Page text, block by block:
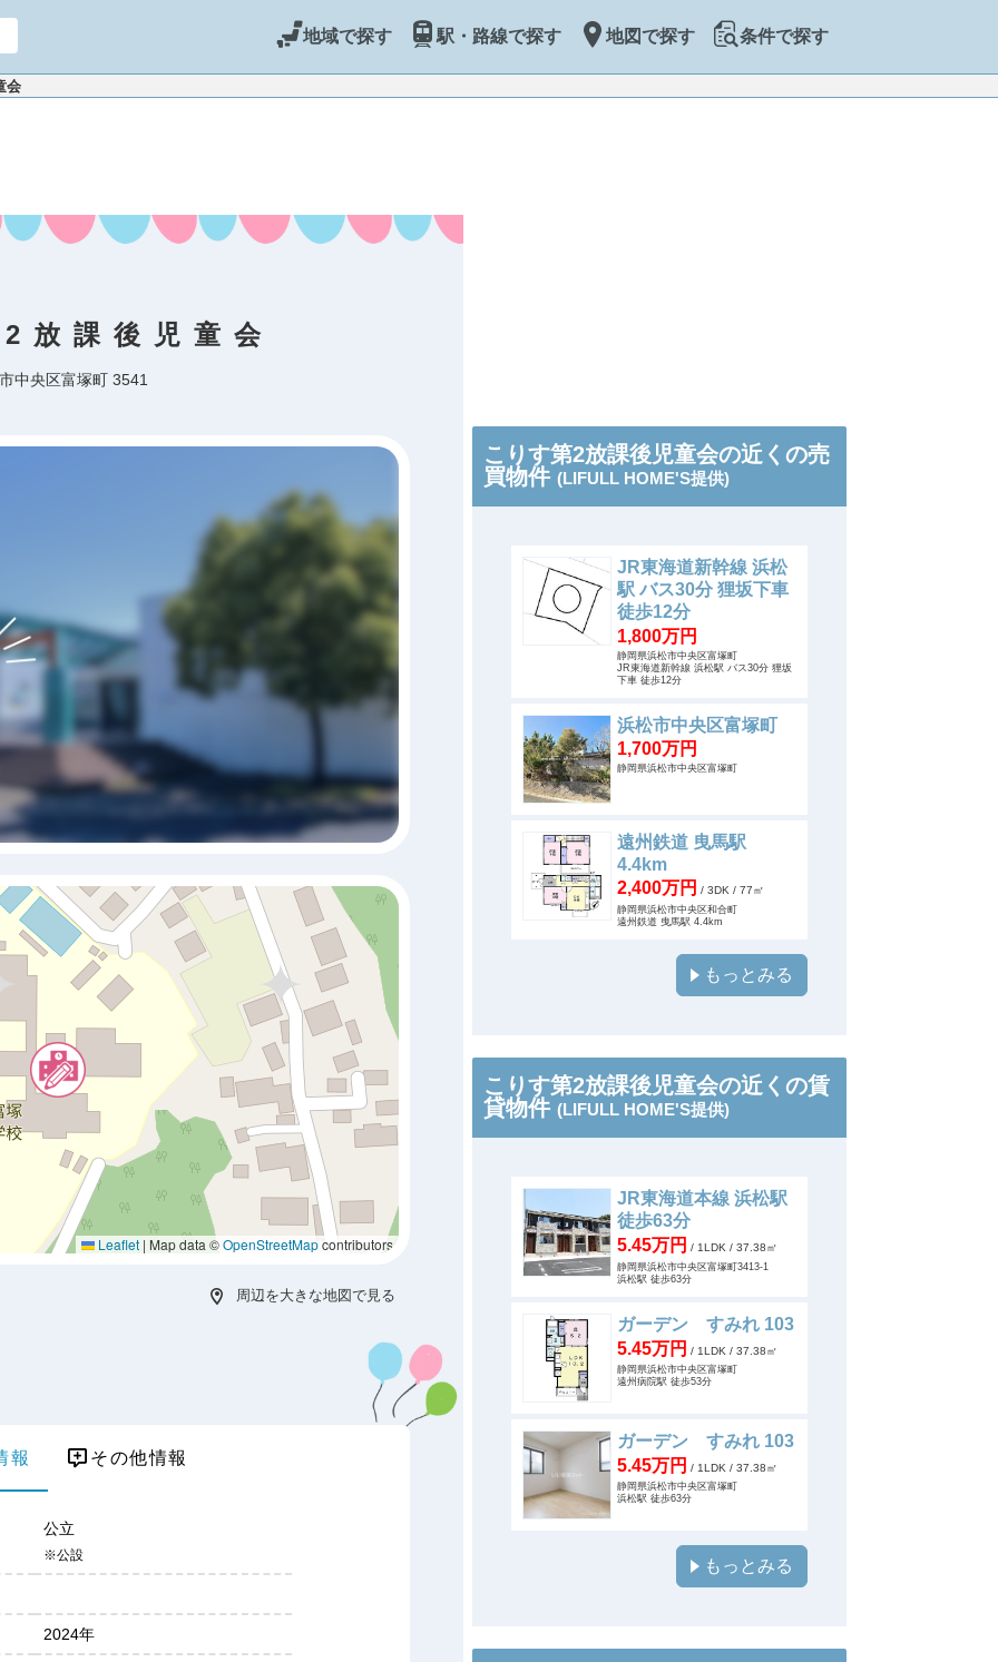
地域で探す 駅・路線で探す 地図で探す 条件で探す
会
放課後児童会
中央区富塚町 3541
Leaflet | Map data ©OpenStreetMapcontributors
周辺を大きな地図で見る
報 その他情報
公立
※公設
2024年
こりす第2放課後児童会の近くの売
買物件 (LIFULL HOME'S提供)
JR東海道新幹線 浜松
駅 バス30分 狸坂下車
徒歩12分
1,800万円
静岡県浜松市中央区富塚町
JR東海道新幹線 浜松駅 バス30分 狸坂
下車 徒歩12分
浜松市中央区富塚町
1,700万円
静岡県浜松市中央区富塚町
遠州鉄道 曳馬駅
4.4km
2,400万円 / 3DK/ 77㎡
静岡県浜松市中央区和合町
遠州鉄道 曳馬駅 4.4km
もっとみる
こりす第2放課後児童会の近くの賃
貸物件 (LIFULL HOME'S提供)
JR東海道本線 浜松駅
徒歩63分
5.45万円 / 1LDK / 37.38㎡
静岡県浜松市中央区富塚町3413-1
浜松駅 徒歩63分
ガーデン すみれ 103
5.45万円 / 1LDK / 37.38㎡
静岡県浜松市中央区富塚町
遠州病院駅 徒歩53分
ガーデン すみれ 103
5.45万円 / 1LDK / 37.38㎡
静岡県浜松市中央区富塚町
浜松駅 徒歩63分
もっとみる